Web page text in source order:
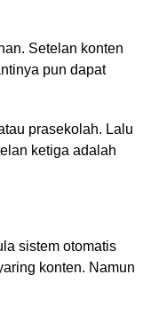
Setelan konten
pun dapat
prasekolah. Lalu
ketiga adalah
sistem otomatis
konten. Namun